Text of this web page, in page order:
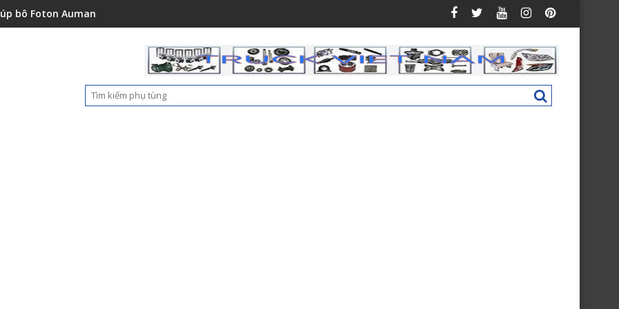
Auman C2400A C1500 1112235684110Ốp nhựa cản trước Foton Auman C160 New M4831011002A0Nắp hộp cốp phụ táp lô Foton Ollin 500